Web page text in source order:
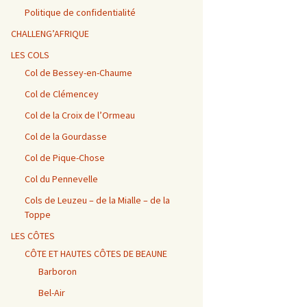
la Côte et de la Sclucht,
Hohneck, cols de
Bramont et de Grosse
Pierre
Burotte, de Lauvy et des
de la Sambuy
Barillette + Col de la
Combe Blanche
Plan
Alpes – Maurienne /
Collet de la Madeleine et
Gourniers
Alpes / Embrun – Col
Agnel
d’Izoard
Montmerlet
Alpes Chambéry / Relais
du Mont du Chat et Col
Alpes Chambéry / Cols du
Prés
Pragondran
Politique de confidentialité
CHALLENG’AFRIQUE
LES COLS
Col de Bessey-en-Chaume
Col de Clémencey
Col de la Croix de l’Ormeau
Col de la Gourdasse
Col de Pique-Chose
Col du Pennevelle
Cols de Leuzeu – de la Mialle – de la
Toppe
LES CÔTES
CÔTE ET HAUTES CÔTES DE BEAUNE
Barboron
Bel-Air